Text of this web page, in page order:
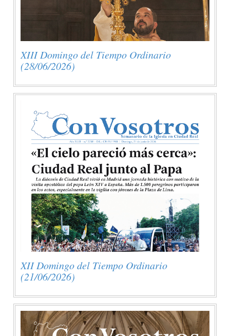
XIII Domingo del Tiempo Ordinario
(28/06/2026)
XII Domingo del Tiempo Ordinario
(21/06/2026)